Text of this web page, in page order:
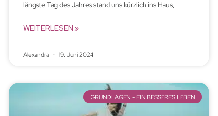
längste Tag des Jahres stand uns kürzlich ins Haus,
WEITERLESEN »
Alexandra 19. Juni 2024
GRUNDLAGEN - EIN BESSERES LEBEN